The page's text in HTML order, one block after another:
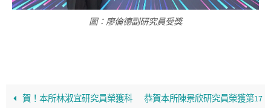
圖：廖倫德副研究員受獎
賀！本所林淑宜研究員榮獲科
恭賀本所陳景欣研究員榮獲第17